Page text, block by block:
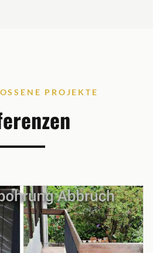
PROJEKTE